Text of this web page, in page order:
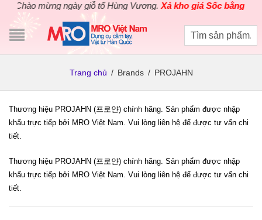
Chào mừng ngày giỗ tổ Hùng Vương.Xả kho giá Sốc bằng giá
Trang chủ / Brands / PROJAHN
Thương hiệu PROJAHN (프로얀) chính hãng. Sản phẩm được nhập
khẩu trực tiếp bởi MRO Việt Nam. Vui lòng liên hệ để được tư vấn chi
tiết.
Thương hiệu PROJAHN (프로얀) chính hãng. Sản phẩm được nhập
khẩu trực tiếp bởi MRO Việt Nam. Vui lòng liên hệ để được tư vấn chi
tiết.